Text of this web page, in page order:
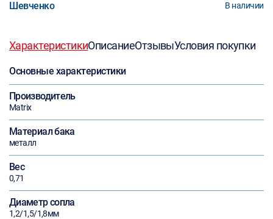
Шевченко В наличии
ХарактеристикиОписаниеОтзывыУсловия покупки
Основные характеристики
Производитель
Matrix
Материал бака
металл
Вес
0,71
Диаметр сопла
1,2/1,5/1,8мм